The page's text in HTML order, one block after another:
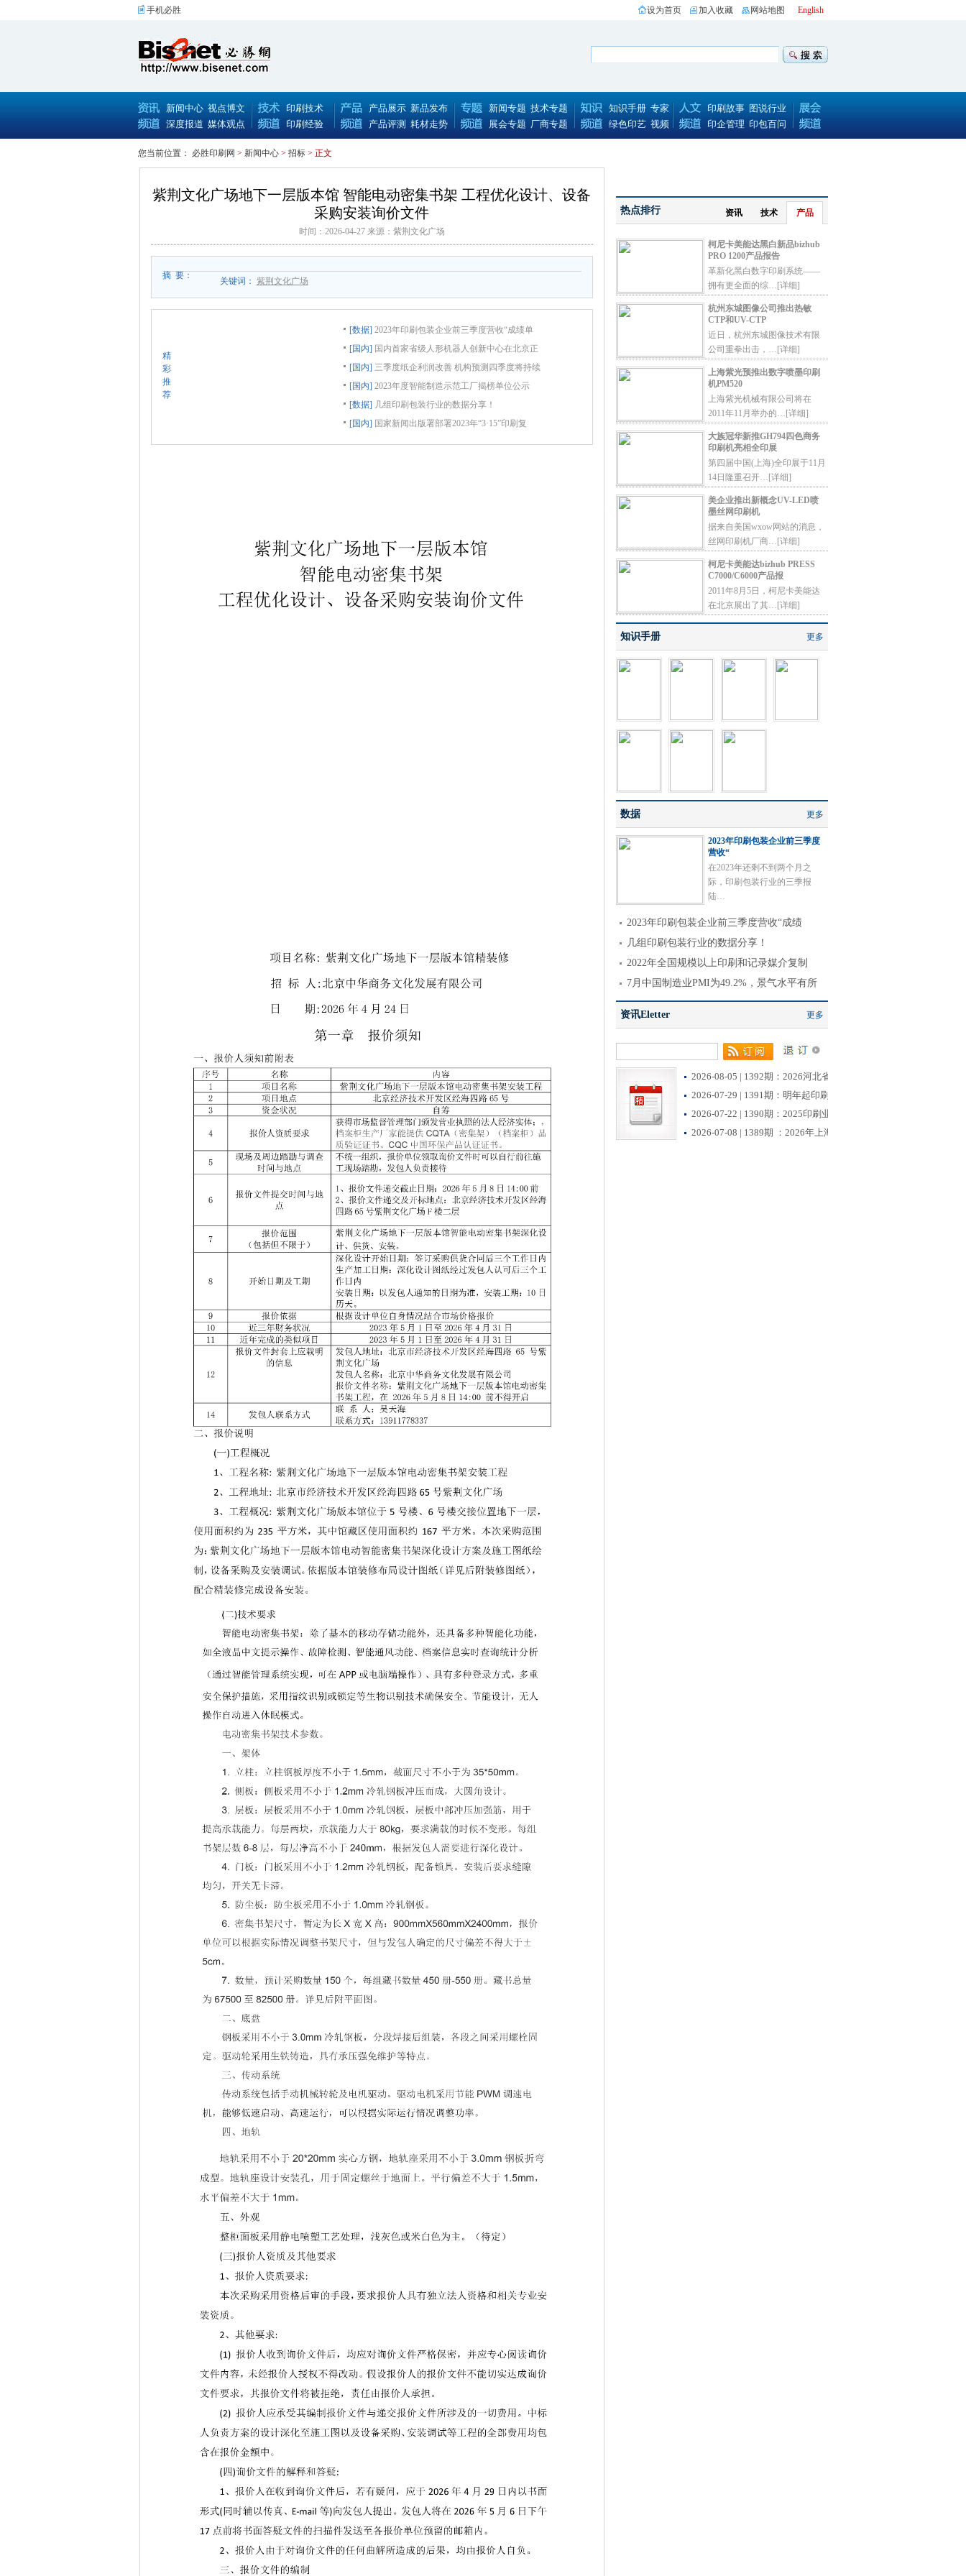
手机必胜 English
网站地图
加入收藏
设为首页
新闻中心 视点博文
深度报道 媒体观点
印刷技术
印刷经验
产品展示 新品发布
产品评测 耗材走势
新闻专题 技术专题
展会专题 厂商专题
知识手册 专家
绿色印艺 视频
印刷故事 图说行业
印企管理 印包百问
您当前位置： 必胜印刷网 > 新闻中心 > 招标 > 正文
紫荆文化广场地下一层版本馆 智能电动密集书架 工程优化设计、设备
采购安装询价文件
时间：2026-04-27 来源：紫荆文化广场
摘 要：
关键词： 紫荆文化广场
精
彩
推
荐
[数据] 2023年印刷包装企业前三季度营收“成绩单
[国内] 国内首家省级人形机器人创新中心在北京正
[国内] 三季度纸企利润改善 机构预测四季度将持续
[国内] 2023年度智能制造示范工厂揭榜单位公示
[数据] 几组印刷包装行业的数据分享！
[国内] 国家新闻出版署部署2023年“3·15”印刷复
资讯 技术 产品
热点排行
柯尼卡美能达黑白新品bizhub
PRO 1200产品报告
革新化黑白数字印刷系统——
拥有更全面的综… [详细]
杭州东城图像公司推出热敏
CTP和UV-CTP
近日，杭州东城图像技术有限
公司重拳出击，… [详细]
上海紫光预推出数字喷墨印刷
机PM520
上海紫光机械有限公司将在
2011年11月举办的… [详细]
大族冠华新推GH794四色商务
印刷机亮相全印展
第四届中国(上海)全印展于11月
14日隆重召开… [详细]
美企业推出新概念UV-LED喷
墨丝网印刷机
据来自美国wxow网站的消息，
丝网印刷机厂商… [详细]
柯尼卡美能达bizhub PRESS
C7000/C6000产品报
2011年8月5日，柯尼卡美能达
在北京展出了其… [详细]
更多
知识手册
更多
数据
2023年印刷包装企业前三季度
营收“
在2023年还剩不到两个月之
际，印刷包装行业的三季报
陆…
2023年印刷包装企业前三季度营收“成绩
几组印刷包装行业的数据分享！
2022年全国规模以上印刷和记录媒介复制
7月中国制造业PMI为49.2%，景气水平有所
更多
资讯Eletter
2026-08-05 | 1392期：2026河北省首批创新型中小企业
2026-07-29 | 1391期：明年起印刷业开征挥发性有机物
2026-07-22 | 1390期：2025印刷业薪酬调查数据出炉！
2026-07-08 | 1389期 ：2026年上海市生态环境监督执法